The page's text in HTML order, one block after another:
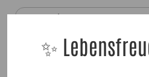
Material:✨
✨